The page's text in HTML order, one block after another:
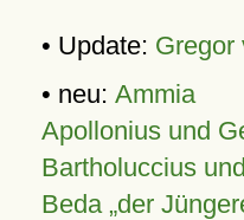
• Update: Gregor
• neu: Ammia
Apollonius und
Bartholuccius
Beda „der